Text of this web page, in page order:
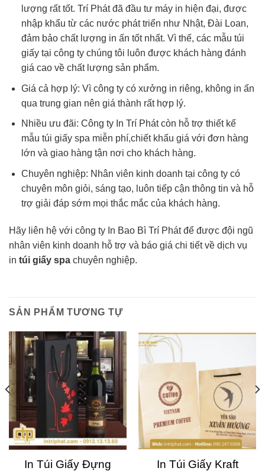
lượng rất tốt. Trí Phát đã đầu tư máy in hiện đại, được
nhập khẩu từ các nước phát triển như Nhật, Đài Loan,
đảm bảo chất lượng in ấn tốt nhất. Vì thế, các mẫu túi
giấy tại công ty chúng tôi luôn được khách hàng đánh
giá cao về chất lượng sản phẩm.
Giá cả hợp lý: Vì công ty có xưởng in riêng, không in ấn
qua trung gian nên giá thành rất hợp lý.
Nhiều ưu đãi: Công ty In Trí Phát còn hỗ trợ thiết kế
mẫu túi giấy spa miễn phí,chiết khấu giá với đơn hàng
lớn và giao hàng tận nơi cho khách hàng.
Chuyên nghiệp: Nhân viên kinh doanh tại công ty có
chuyên môn giỏi, sáng tạo, luôn tiếp cận thông tin và hỗ
trợ giải đáp sớm mọi thắc mắc của khách hàng.
Hãy liên hệ với công ty In Bao Bì Trí Phát để được đội ngũ
nhân viên kinh doanh hỗ trợ và báo giá chi tiết về dịch vụ
in túi giấy spa chuyên nghiệp.
SẢN PHẨM TƯƠNG TỰ
In Túi Giấy Đựng
In Túi Giấy Kraft